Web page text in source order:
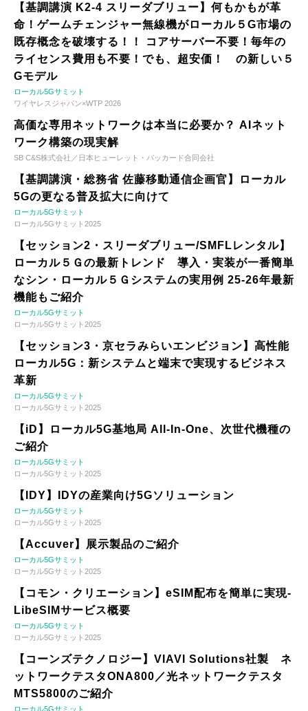
【基調講演 K2-4 スリーダブリュー】何もかもが革
命！ゲームチェンジャー無線機がローカル５G市場の
既存概念を破壊する！！ コアサーバー不要！毎年の
ライセンス費用も不要！でも、超安価！ の新しい５
Gモデル
ローカル5Gサミット
ワイヤレスジャパン×WTP 2026
高価な専用ネットワークは本当に必要か？ AIネット
ワーク構築の現実解
SB C&S株式会社／日本ヒューレット・パッカード合同会社
【基調講演・総務省 佐藤移動通信企画官】ローカル
5Gの更なる普及拡大に向けて
ローカル5Gサミット
ローカル5Gサミット2025
【セッション2・スリーダブリュー/SMFLレンタル】
ローカル５Ｇの最新トレンド 導入・実装が一番簡単
なシン・ローカル５Ｇシステムの実用例 25-26年最新
機能もご紹介
ローカル5Gサミット
ローカル5Gサミット2025
【セッション3・京セラみらいエンビジョン】高性能
ローカル5G：新システムと端末で実現するビジネス
革新
ローカル5Gサミット
ローカル5Gサミット2025
【iD】ローカル5G基地局 All-In-One、次世代機種の
ご紹介
ローカル5Gサミット
ローカル5Gサミット2025
【IDY】IDYの産業向け5Gソリューション
ローカル5Gサミット
ローカル5Gサミット2025
【Accuver】展示製品のご紹介
ローカル5Gサミット
ローカル5Gサミット2025
【コモン・クリエーション】eSIM配布を簡単に実現-
LibeSIMサービス概要
ローカル5Gサミット
ローカル5Gサミット2025
【コーンズテクノロジー】VIAVI Solutions社製 ネ
ットワークテスタONA800／光ネットワークテスタ
MTS5800のご紹介
ローカル5Gサミット